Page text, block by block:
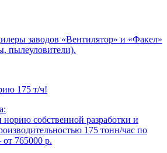
заводов «Вентилятор» и «Факел»
пылеуловители).
175 т/ч!
собственной разработки и
175 тонн/час по
765000 р.